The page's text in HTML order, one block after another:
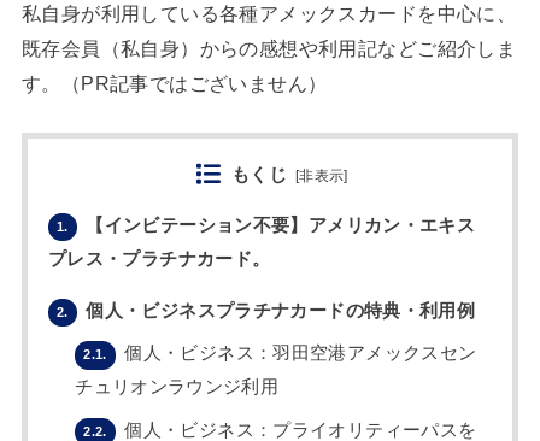
私自身が利用している各種アメックスカードを中心に、
既存会員（私自身）からの感想や利用記などご紹介しま
す。（PR記事ではございません）
もくじ [非表示]
1.
【インビテーション不要】アメリカン・エキス
プレス・プラチナカード。
2. 個人・ビジネスプラチナカードの特典・利用例
2.1.
個人・ビジネス：羽田空港アメックスセン
チュリオンラウンジ利用
2.2.
個人・ビジネス：プライオリティーパスを